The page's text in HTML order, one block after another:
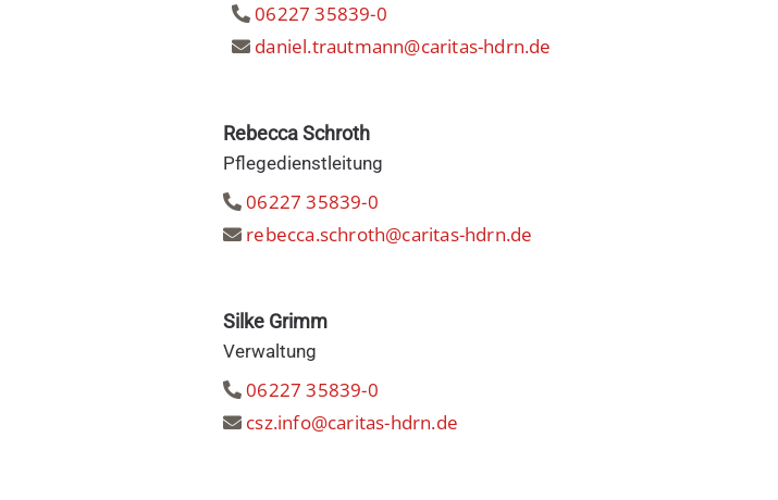
06227 35839-0
daniel.trautmann@caritas-hdrn.de
Rebecca Schroth
Pflegedienstleitung
06227 35839-0
rebecca.schroth@caritas-hdrn.de
Silke Grimm
Verwaltung
06227 35839-0
csz.info@caritas-hdrn.de